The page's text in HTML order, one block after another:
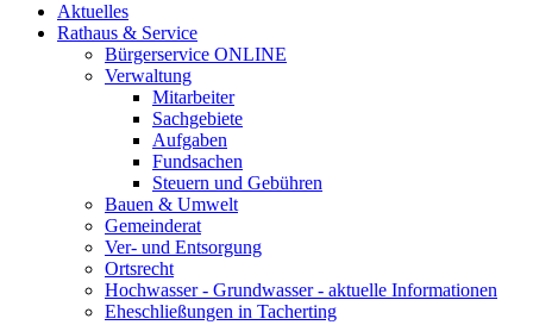
Aktuelles
Rathaus & Service
Bürgerservice ONLINE
Verwaltung
Mitarbeiter
Sachgebiete
Aufgaben
Fundsachen
Steuern und Gebühren
Bauen & Umwelt
Gemeinderat
Ver- und Entsorgung
Ortsrecht
Hochwasser - Grundwasser - aktuelle Informationen
Eheschließungen in Tacherting